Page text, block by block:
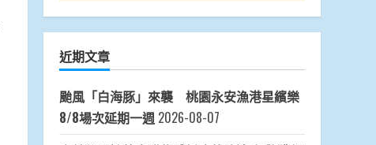
近期文章
颱風「白海豚」來襲 桃園永安漁港星繽樂
8/8場次延期一週 2026-08-07